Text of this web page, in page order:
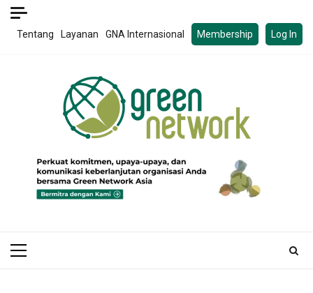
Skip
Tentang Layanan GNA Internasional Membership Log In
Primary